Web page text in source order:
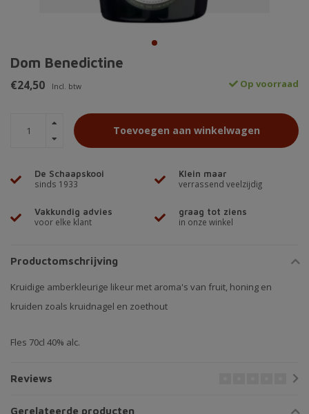
Dom Benedictine
€24,50 Incl. btw Op voorraad
Toevoegen aan winkelwagen
De Schaapskooi
sinds 1933
Klein maar
verrassend veelzijdig
Vakkundig advies
voor elke klant
graag tot ziens
in onze winkel
Productomschrijving
Kruidige amberkleurige likeur met aroma's van fruit, honing en
kruiden zoals kruidnagel en zoethout
Fles 70cl 40% alc.
Reviews
Gerelateerde producten